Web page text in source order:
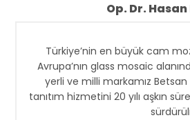
Op. Dr.
Türkiye’nin en büyük cam
Avrupa’nın glass mosaic
yerli ve milli markamız Betsan
tanıtım hizmetini 20 yılı aşkın